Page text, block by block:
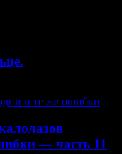
— часть 11